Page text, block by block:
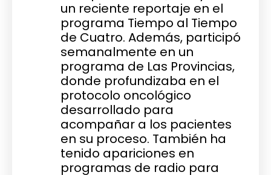
un reciente reportaje en el
programa Tiempo al Tiempo
de Cuatro. Además, participó
semanalmente en un
programa de Las Provincias,
donde profundizaba en el
protocolo oncológico
desarrollado para
acompañar a los pacientes
en su proceso. También ha
tenido apariciones en
programas de radio para